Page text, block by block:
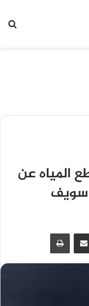
.. قطع المياه عن
سويف
مشاركة عبر البريد طباعة